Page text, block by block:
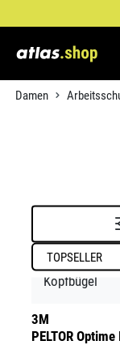
Zum Hauptinhalt
Damen
3M
PELTOR